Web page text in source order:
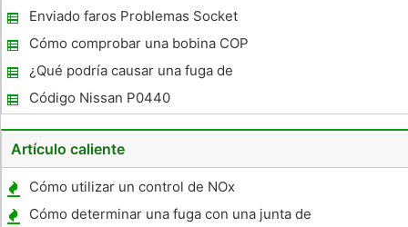
batería ?
Enviado faros Problemas Socket
Cómo comprobar una bobina COP
¿Qué podría causar una fuga de
anticongelante en un Mustang 2005 con un
motor V6?
Código Nissan P0440
Artículo caliente
Cómo utilizar un control de NOx
Cómo determinar una fuga con una junta de